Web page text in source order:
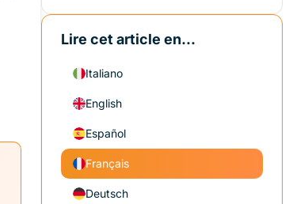
Lire cet article en...
Italiano
English
Español
Français
Deutsch